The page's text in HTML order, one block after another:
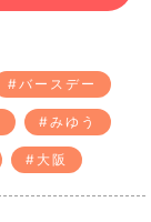
#バースデー
#みゆう
#大阪